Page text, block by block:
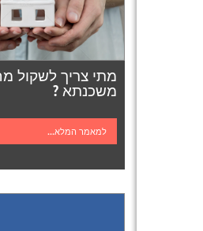
מתי צריך לשקול
משכנתא ?
למאמר המלא...